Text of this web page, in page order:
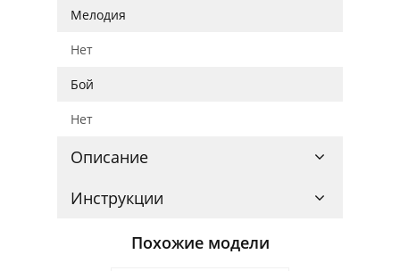
Мелодия
Нет
Бой
Нет
Описание
Инструкции
Похожие модели